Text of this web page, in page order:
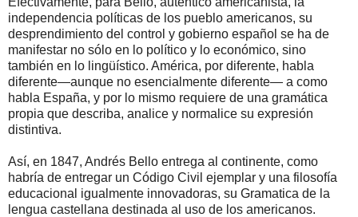
independencia políticas de los pueblo americanos, su
desprendimiento del control y gobierno español se ha de
manifestar no sólo en lo político y lo económico, sino
también en lo lingüístico. América, por diferente, habla
diferente—aunque no esencialmente diferente— a como
habla España, y por lo mismo requiere de una gramática
propia que describa, analice y normalice su expresión
distintiva.
Así, en 1847, Andrés Bello entrega al continente, como
habría de entregar un Código Civil ejemplar y una filosofía
educacional igualmente innovadoras, su Gramatica de la
lengua castellana destinada al uso de los americanos.